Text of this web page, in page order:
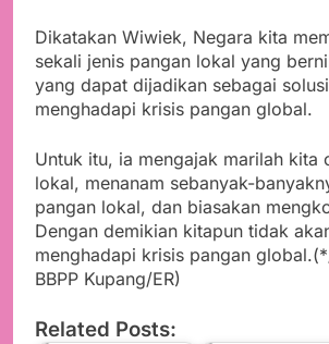
Dikatakan Wiwiek, Negara kita
sekali jenis pangan lokal yang
yang dapat dijadikan sebagai
menghadapi krisis pangan global.
Untuk itu, ia mengajak marilah kita
lokal, menanam sebanyak-
pangan lokal, dan biasakan
Dengan demikian kitapun tidak
menghadapi krisis pangan
BBPP Kupang/ER)
Related Posts: